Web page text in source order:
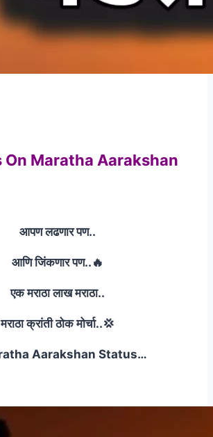
On Maratha Aarakshan
आपण लढणार पण..
आणि जिंकणार पण..🔥
एक मराठा लाख मराठा..
मराठा क्रांती ठोक मोर्चा..💢
Aarakshan Status…